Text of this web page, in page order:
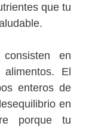
que tu
en
El
enteros de
en
porque tu